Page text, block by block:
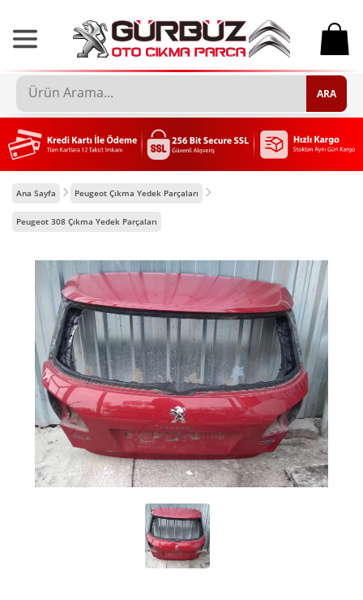
0
ARA
Ana Sayfa Peugeot Çıkma Yedek Parçaları
Peugeot 308 Çıkma Yedek Parçaları